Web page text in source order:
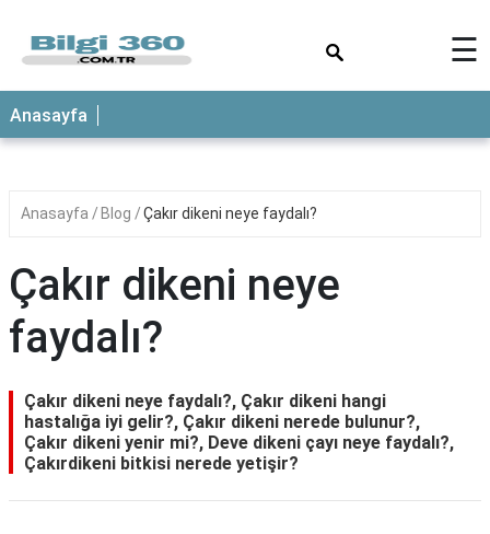
ANASAYFA
☰
Anasayfa
Anasayfa Blog Çakır dikeni neye faydalı?
Çakır dikeni neye
faydalı?
Çakır dikeni neye faydalı?, Çakır dikeni hangi
hastalığa iyi gelir?, Çakır dikeni nerede bulunur?,
Çakır dikeni yenir mi?, Deve dikeni çayı neye faydalı?,
Çakırdikeni bitkisi nerede yetişir?